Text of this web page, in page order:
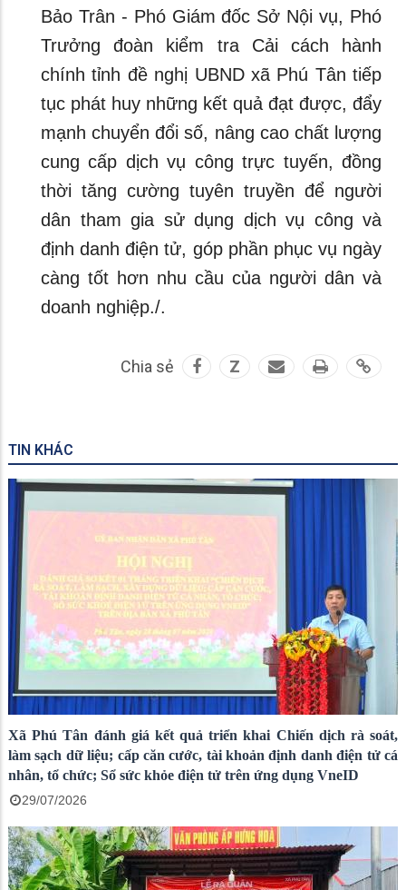
Bảo Trân - Phó Giám đốc Sở Nội vụ, Phó
Trưởng đoàn kiểm tra Cải cách hành
chính tỉnh đề nghị UBND xã Phú Tân tiếp
tục phát huy những kết quả đạt được, đẩy
mạnh chuyển đổi số, nâng cao chất lượng
cung cấp dịch vụ công trực tuyến, đồng
thời tăng cường tuyên truyền để người
dân tham gia sử dụng dịch vụ công và
định danh điện tử, góp phần phục vụ ngày
càng tốt hơn nhu cầu của người dân và
doanh nghiệp./.
Chia sẻ Z
TIN KHÁC
Xã Phú Tân đánh giá kết quả triển khai Chiến dịch rà soát,
làm sạch dữ liệu; cấp căn cước, tài khoản định danh điện tử cá
nhân, tổ chức; Sổ sức khỏe điện tử trên ứng dụng VneID
29/07/2026